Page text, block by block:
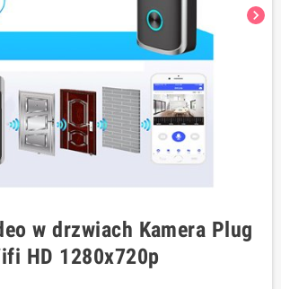
chevron_right
w drzwiach Kamera Plug
HD 1280x720p